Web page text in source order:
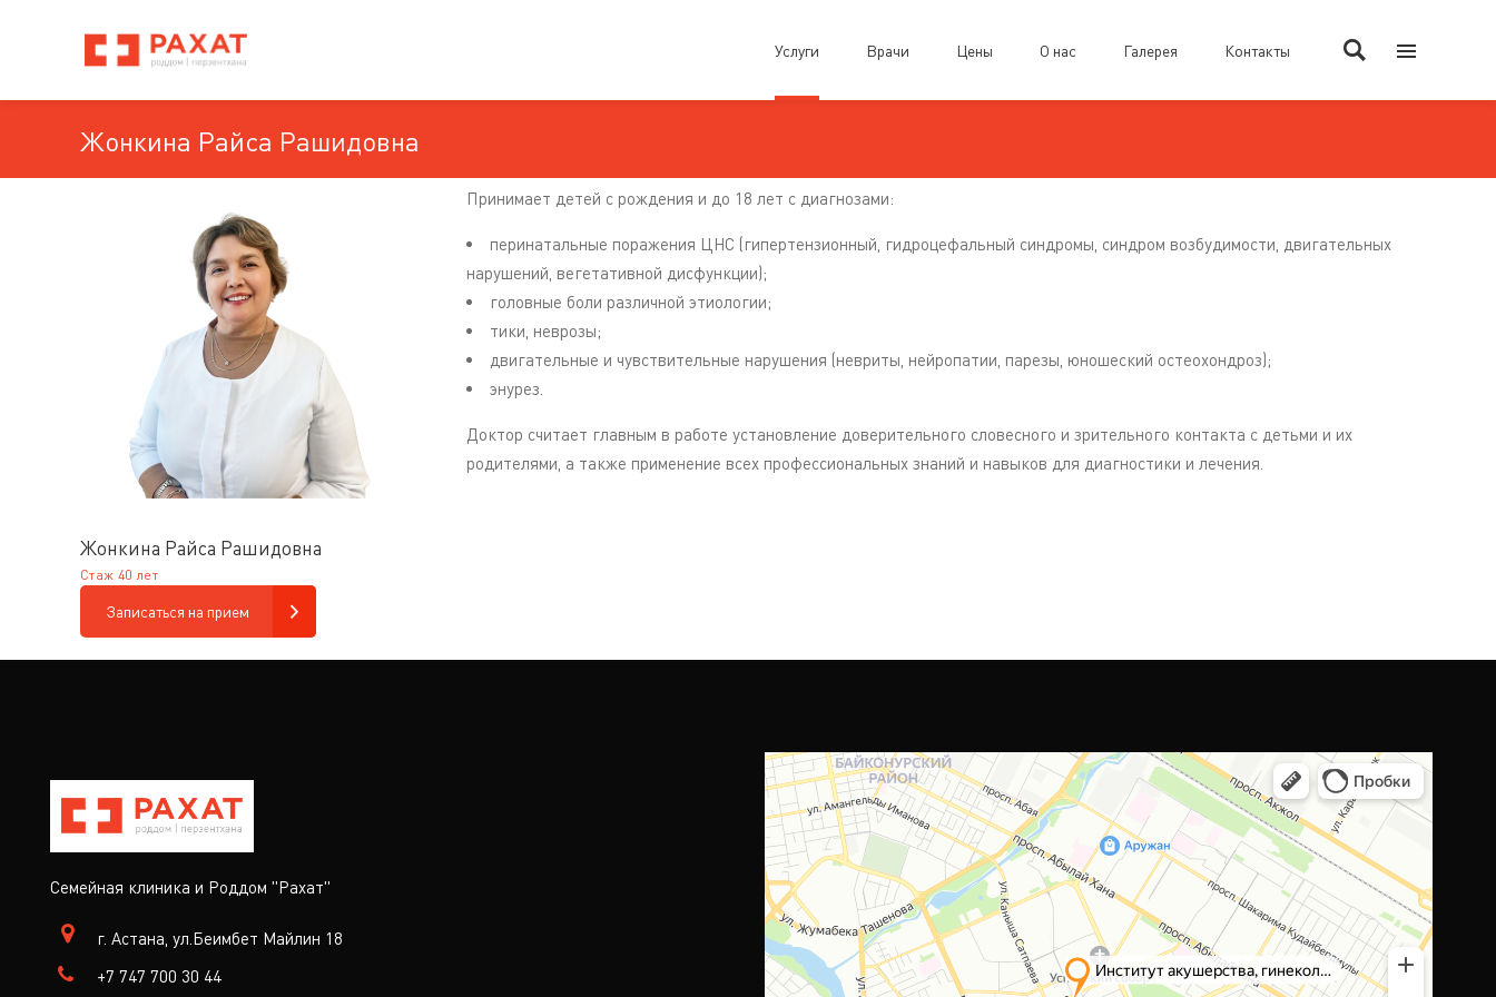
Услуги Врачи Цены О нас Галерея Контакты
Жонкина Райса Рашидовна
Жонкина Райса Рашидовна
Стаж 40 лет
Записаться на прием
Принимает детей с рождения и до 18 лет с диагнозами:
перинатальные поражения ЦНС (гипертензионный, гидроцефальный синдромы, синдром возбудимости, двигательных
нарушений, вегетативной дисфункции);
головные боли различной этиологии;
тики, неврозы;
двигательные и чувствительные нарушения (невриты, нейропатии, парезы, юношеский остеохондроз);
энурез.
Доктор считает главным в работе установление доверительного словесного и зрительного контакта с детьми и их
родителями, а также применение всех профессиональных знаний и навыков для диагностики и лечения.
Семейная клиника и Роддом "Рахат"
г. Астана, ул.Беимбет Майлин 18
+7 747 700 30 44